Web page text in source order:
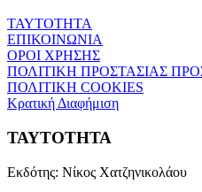
ΤΑΥΤΟΤΗΤΑ
ΕΠΙΚΟΙΝΩΝΙΑ
ΟΡΟΙ ΧΡΗΣΗΣ
ΠΟΛΙΤΙΚΗ ΠΡΟΣΤΑΣΙΑΣ
ΠΟΛΙΤΙΚΗ COOKIES
Κρατική Διαφήμιση
ΤΑΥΤΟΤΗΤΑ
Εκδότης: Νίκος Χατζηνικολάου